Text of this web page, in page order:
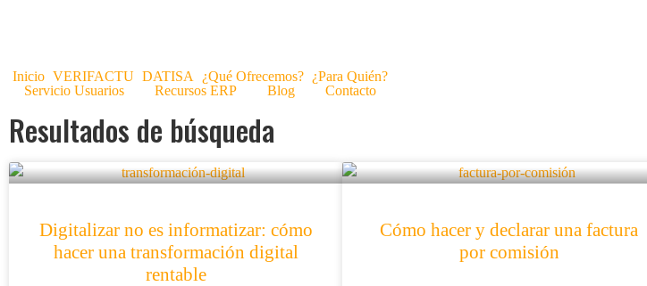
Inicio VERIFACTU DATISA ¿Qué Ofrecemos?
¿Para Quién?
Servicio Usuarios
Recursos ERP Blog Contacto
Resultados de búsqueda
Digitalizar no es informatizar: cómo
hacer una transformación digital
rentable
Cómo hacer y declarar una factura
por comisión